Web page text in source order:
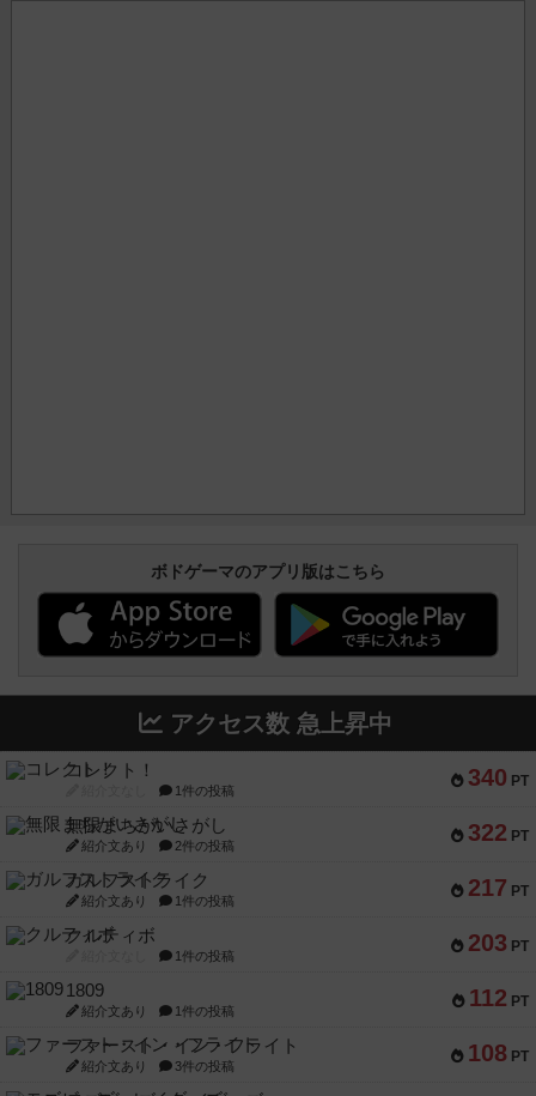
ボドゲーマのアプリ版はこちら
アクセス数 急上昇中
340 PT
コレクト！
1件の投稿
322 PT
無限まちがいさがし
紹介文あり 2件の投稿
217 PT
ガルフストライク
紹介文あり 1件の投稿
203 PT
クルティボ
1件の投稿
112 PT
1809
紹介文あり 1件の投稿
108 PT
ファースト・イン・フライト
紹介文あり 3件の投稿